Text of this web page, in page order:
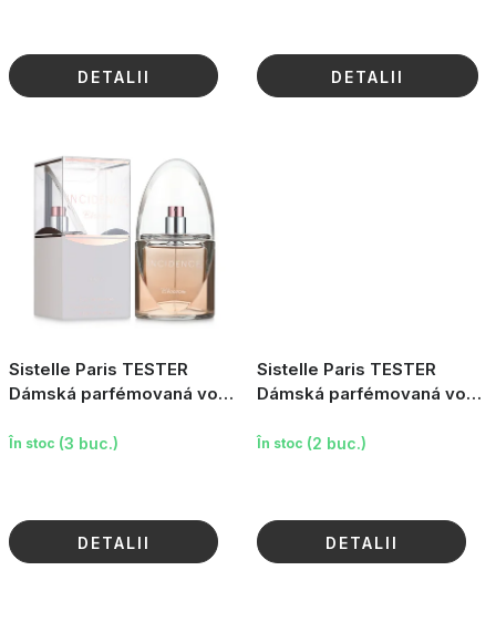
DETALII DETALII
Sistelle Paris TESTER
Dámská parfémovaná voda
În stoc (3 buc.)
DETALII
Sistelle Paris TESTER
Dámská parfémovaná voda
100ml
În stoc (2 buc.)
DETALII